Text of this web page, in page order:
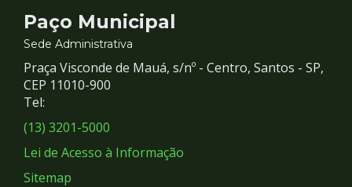
Contato
e
Redes
Sociais
Paço Municipal
Sede Administrativa
Praça Visconde de Mauá, s/nº - Centro, Santos - SP,
CEP 11010-900
Tel:
(13) 3201-5000
Lei de Acesso à Informação
Sitemap